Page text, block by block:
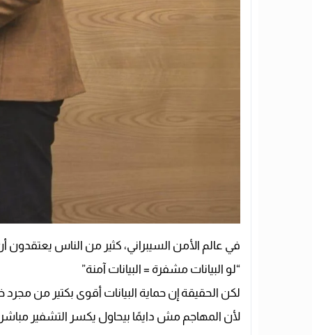
في عالم الأمن السيبراني، كثير من الناس يعتقدون
“لو البيانات مشفرة = البيانات آمنة”
لكن الحقيقة إن حماية البيانات أقوى بكتير من مجرد
لأن المهاجم مش دايمًا بيحاول يكسر التشفير